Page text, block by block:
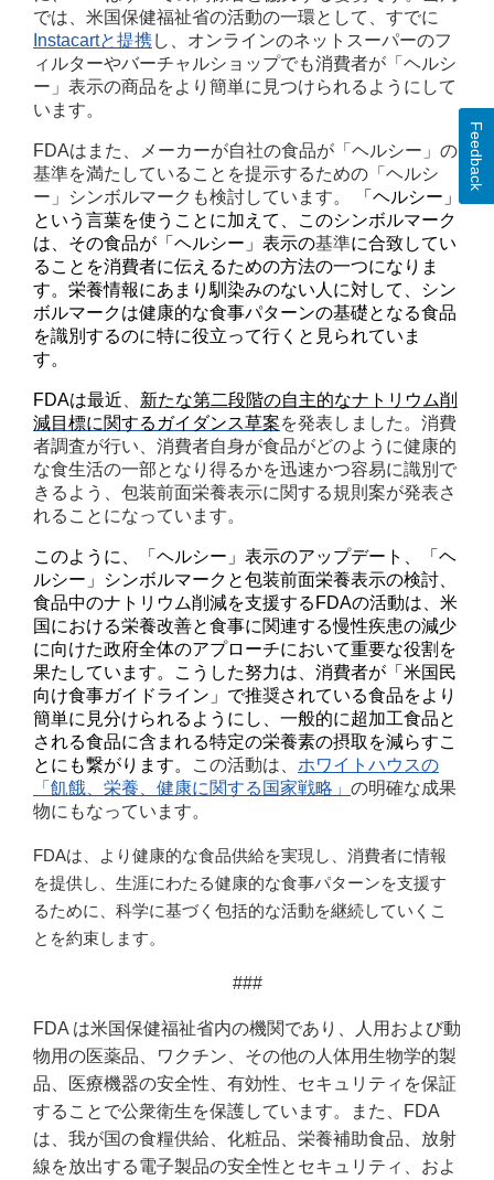
では、米国保健福祉省の活動の一環として、すでに
Instacartと提携し、オンラインのネットスーパーのフ
ィルターやバーチャルショップでも消費者が「ヘルシ
ー」表示の商品をより簡単に見つけられるようにして
います。
FDAはまた、メーカーが自社の食品が「ヘルシー」の
基準を満たしていることを提示するための「ヘルシ
ー」シンボルマークも検討しています。
「ヘルシー」
という言葉を使うことに加えて、このシンボルマーク
は、その食品が「ヘルシー」表示の基準に合致してい
ることを消費者に伝えるための方法の一つになりま
す。 栄養情報にあまり馴染みのない人に対して、
シン
ボルマークは健康的な食事パターンの基礎となる食品
を識別するのに特に役立って行くと見られていま
す。
FDAは最近
新たな第二段階の自主的なナトリウム削
減目標に関するガイダンス草案を発表しました。消費
者調査が行い、消費者自身が食品がどのように健康的
な食生活の一部となり得るかを迅速かつ容易に識別で
きるよう、包装前面栄養表示に関する規則案が発表さ
れることになっています。
このように、「ヘルシー」表示のアップデート、「ヘ
ルシー」シンボルマークと包装前面栄養表示の検討、
食品中のナトリウム削減を支援する FDAの活動は、米
国における栄養改善と食事に関連する慢性疾患の減少
に向けた政府全体のアプローチにおいて重要な役割を
果たしています。こうした努力は、消費者が「米国民
向け食事ガイドライン」で推奨されている食品をより
簡単に見分けられるようにし、一般的に超加工食品と
される食品に含まれる特定の栄養素の摂取を減らすこ
とにも繋がります。
この活動は、 ホワイトハウスの
「飢餓、栄養、健康に関する国家戦略」 の明確な成果
物にもなっています。
FDAは、より健康的な食品供給を実現し、消費者に情報
を提供し、生涯にわたる健康的な食事パターンを支援す
るために、科学に基づく包括的な活動を継続していくこ
とを約束します。
###
FDA は米国保健福祉省内の機関であり、人用および動
物用の医薬品、ワクチン、その他の人体用生物学的製
品、医療機器の安全性、有効性、セキュリティを保証
することで公衆衛生を保護しています。また、FDA
は、我が国の食糧供給、化粧品、栄養補助食品、放射
線を放出する電子製品の安全性とセキュリティ、およ
Feedback